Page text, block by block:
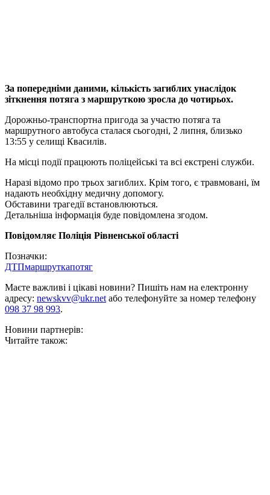
За попередніми даними, кількість загиблих унаслідок
зіткнення потяга з маршруткою зросла до чотирьох.
Дорожньо-транспортна пригода за участю потяга та
маршрутного автобуса сталася сьогодні, 2 липня, близько
13:55 у селищі Квасилів.
На місці події працюють поліцейські та всі екстрені служби.
Наразі відомо про трьох загиблих. Крім того, є травмовані, їм
надають необхідну медичну допомогу.
Обставини трагедії встановлюються.
Детальніша інформація буде повідомлена згодом.
Повідомляє Поліція Рівненської області
Позначки:
ДТПмаршруткапотяг
Маєте важливі і цікаві новини? Пишіть нам на електронну
адресу: newskvv@ukr.netабо телефонуйте за номер телефону
098 37 98 993.
Новини партнерів:
Читайте також: